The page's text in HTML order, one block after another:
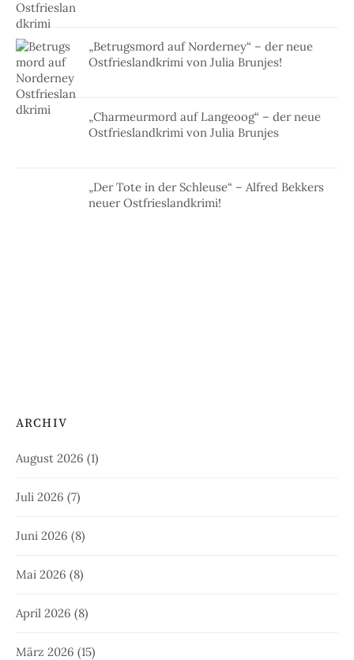
„Betrugsmord auf Norderney“ – der neue
Ostfrieslandkrimi von Julia Brunjes!
„Charmeurmord auf Langeoog“ – der neue
Ostfrieslandkrimi von Julia Brunjes
„Der Tote in der Schleuse“ – Alfred Bekkers
neuer Ostfrieslandkrimi!
ARCHIV
August 2026 (1)
Juli 2026 (7)
Juni 2026 (8)
Mai 2026 (8)
April 2026 (8)
März 2026 (15)